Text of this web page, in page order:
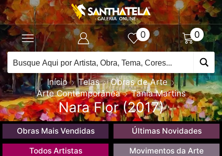
0 0
Início Telas
Obras de Arte
Arte Contemporânea
Tania Martins
Nara Flor (2017)
Obras Mais Vendidas Últimas Novidades
Todos Artistas Movimentos da Arte